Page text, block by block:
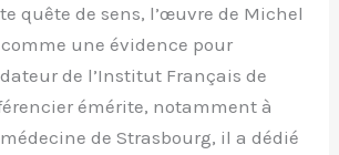
quête de sens, l’œuvre de Michel
une évidence pour
de l’Institut Français de
émérite, notamment à
de Strasbourg, il a dédié